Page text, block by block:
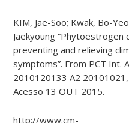
KIM, Jae-Soo; Kwak, Bo-
Jaekyoung
preventing and relieving
symptoms”. From PCT Int.
2010120133 A2
Acesso 13 OUT 2015.
http://www.cm-